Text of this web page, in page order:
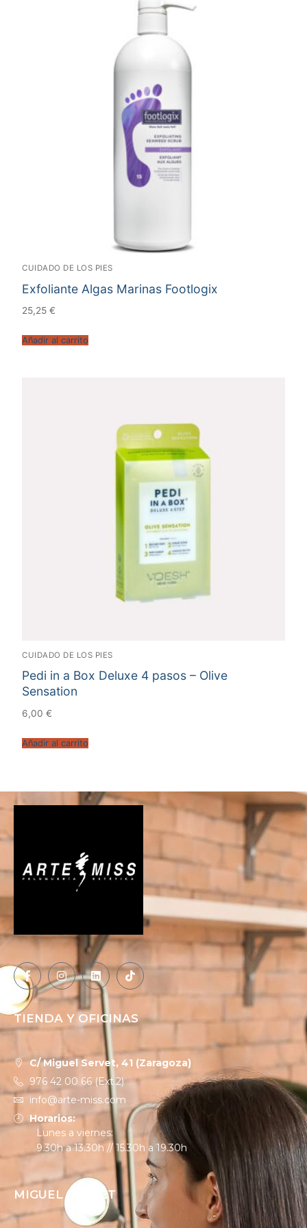
CUIDADO DE LOS PIES
Exfoliante Algas Marinas Footlogix
25,25 €
Añadir al carrito
CUIDADO DE LOS PIES
Pedi in a Box Deluxe 4 pasos – Olive
Sensation
6,00 €
Añadir al carrito
TIENDA Y OFICINAS
C/ Miguel Servet, 41 (Zaragoza)
976 42 00 66 (Ext.2)
info@arte-miss.com
Horarios:
Lunes a viernes:
9.30h a 13.30h // 15.30h a 19.30h
MIGUEL SERVET